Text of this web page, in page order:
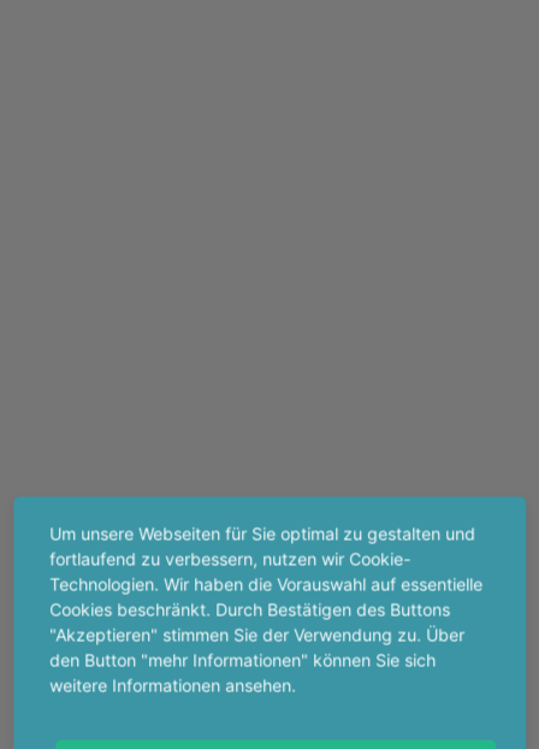
Um unsere Webseiten für Sie optimal zu gestalten und
fortlaufend zu verbessern, nutzen wir Cookie-
Technologien. Wir haben die Vorauswahl auf essentielle
Cookies beschränkt. Durch Bestätigen des Buttons
"Akzeptieren" stimmen Sie der Verwendung zu. Über
den Button "mehr Informationen" können Sie sich
weitere Informationen ansehen.